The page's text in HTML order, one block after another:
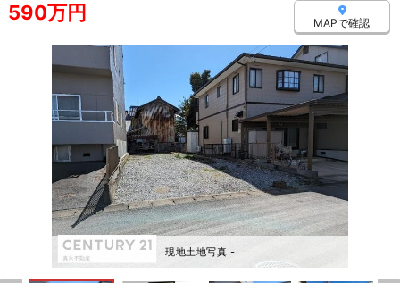
590万円 MAPで確認
現地土地写真 -